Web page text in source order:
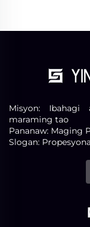
Misyon:
maraming tao
Pananaw: Maging
Slogan: